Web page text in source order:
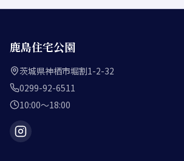
鹿島住宅公園
茨城県神栖市堀割1-2-32
0299-92-6511
10:00～18:00